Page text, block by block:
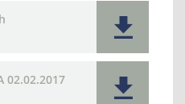
02.02.2017